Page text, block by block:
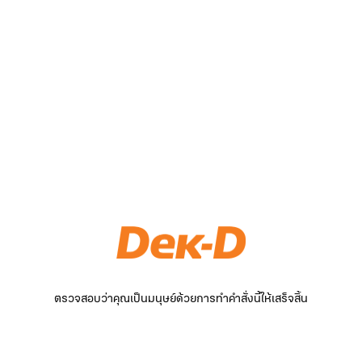
ตรวจสอบว่าคุณเป็นมนุษย์ด้วยการทำคำสั่งนี้ให้เสร็จสิ้น